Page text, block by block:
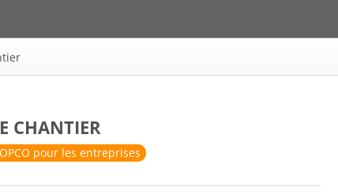
CHANTIER
pour les entreprises